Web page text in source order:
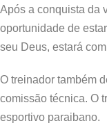
Após a conquista da
oportunidade de
seu Deus, estará
O treinador também
comissão técnica. O
esportivo paraibano.